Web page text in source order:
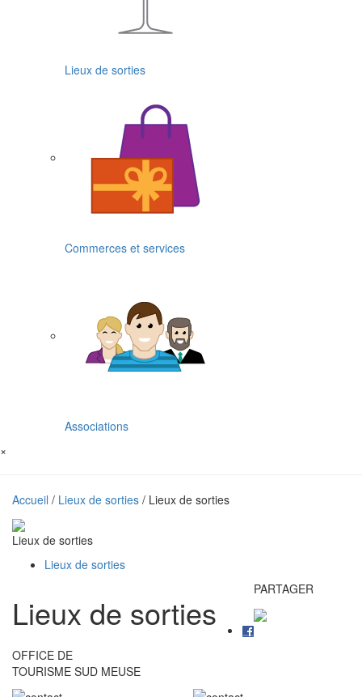
Lieux de sorties
Commerces et services
Associations
×
Accueil / Lieux de sorties / Lieux de sorties
Lieux de sorties
Lieux de sorties
Lieux de sorties
PARTAGER
OFFICE DE
TOURISME SUD MEUSE